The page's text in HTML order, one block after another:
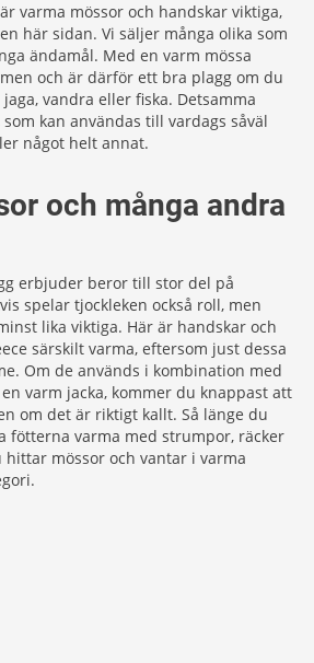
varma mössor och handskar viktiga,
här sidan. Vi säljer många olika som
ändamål. Med en varm mössa
och är därför ett bra plagg om du
vandra eller fiska. Detsamma
kan användas till vardags såväl
något helt annat.
och många andra
erbjuder beror till stor del på
spelar tjockleken också roll, men
lika viktiga. Här är handskar och
särskilt varma, eftersom just dessa
Om de används i kombination med
varm jacka, kommer du knappast att
om det är riktigt kallt. Så länge du
fötterna varma med strumpor, räcker
mössor och vantar i varma